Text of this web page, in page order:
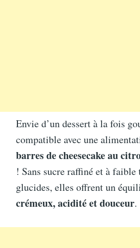
Envie d’un dessert à la fois
compatible avec une
barres de cheesecake au
! Sans sucre raffiné et à faible
glucides, elles offrent un
crémeux, acidité et douceur.